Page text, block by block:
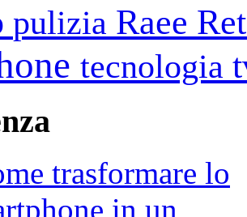
pulizia Raee
tecnologia